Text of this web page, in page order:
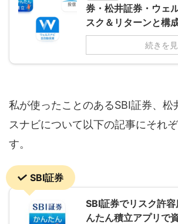
券・松井証券・ウェ
スク＆リターンと構
続きを
私が使ったことのあるSBI証券、松
スナビについて以下の記事にそれ
す。
SBI証券
SBI証券でリスク許
んたん積立アプリで